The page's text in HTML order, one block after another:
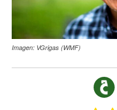
Imagen: VGrigas (WMF)